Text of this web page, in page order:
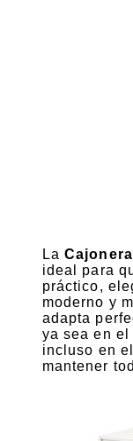
La
ideal para
práctico,
moderno y
adapta
ya sea en el
incluso en el
mantener